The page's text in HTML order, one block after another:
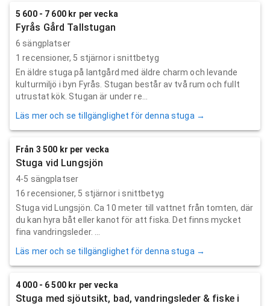
5 600 - 7 600 kr per vecka
Fyrås Gård Tallstugan
6 sängplatser
1 recensioner, 5 stjärnor i snittbetyg
En äldre stuga på lantgård med äldre charm och levande
kulturmiljö i byn Fyrås. Stugan består av två rum och fullt
utrustat kök. Stugan är under re...
Läs mer och se tillgänglighet för denna stuga →
Från 3 500 kr per vecka
Stuga vid Lungsjön
4-5 sängplatser
16 recensioner, 5 stjärnor i snittbetyg
Stuga vid Lungsjön. Ca 10 meter till vattnet från tomten, där
du kan hyra båt eller kanot för att fiska. Det finns mycket
fina vandringsleder. ...
Läs mer och se tillgänglighet för denna stuga →
4 000 - 6 500 kr per vecka
Stuga med sjöutsikt, bad, vandringsleder & fiske i